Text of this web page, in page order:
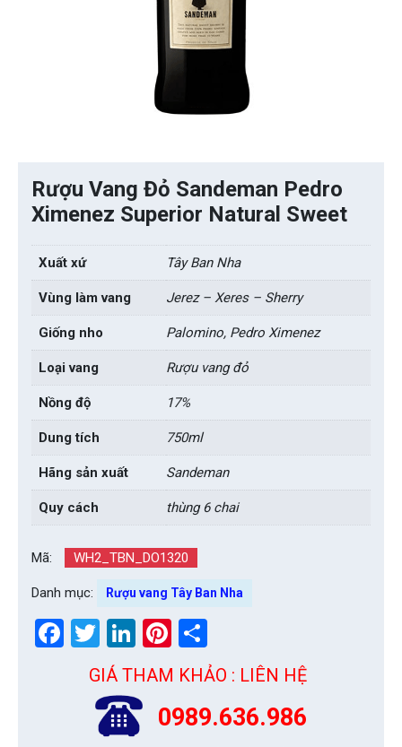
Rượu Vang Đỏ Sandeman Pedro
Ximenez Superior Natural Sweet
Xuất xứ Tây Ban Nha
Vùng làm vang Jerez – Xeres – Sherry
Giống nho Palomino, Pedro Ximenez
Loại vang Rượu vang đỏ
Nồng độ 17%
Dung tích 750ml
Hãng sản xuất Sandeman
Quy cách thùng 6 chai
Mã: WH2_TBN_DO1320
Danh mục: Rượu vang Tây Ban Nha
Facebook
Twitter
LinkedIn
Pinterest
GIÁ THAM KHẢO : LIÊN HỆ
0989.636.986